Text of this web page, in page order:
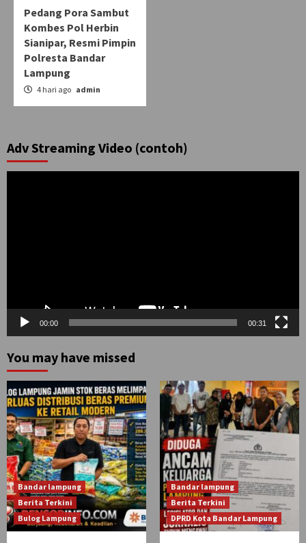
Pedang Pora Sambut
Kombes Pol Herbin
Sianipar, Resmi Pimpin
Polresta Bandar
Lampung
4 hari ago admin
Adv Streaming Video (contoh)
00:00 00:31
You may have missed
Bandar lampung
Berita Terkini
Bulog Lampung
Bandar lampung
Berita Terkini
DPRD Kota Bandar Lampung